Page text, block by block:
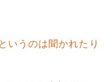
いうのは聞かれたり